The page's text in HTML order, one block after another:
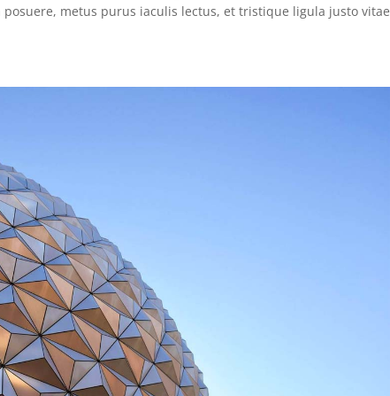
metus purus iaculis lectus, et tristique ligula justo vitae